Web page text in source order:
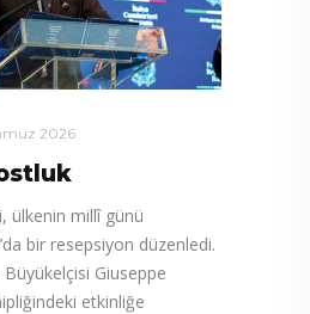
2026
ülkenin millî günü
bir resepsiyon düzenledi.
Büyükelçisi Giuseppe
etkinliğe